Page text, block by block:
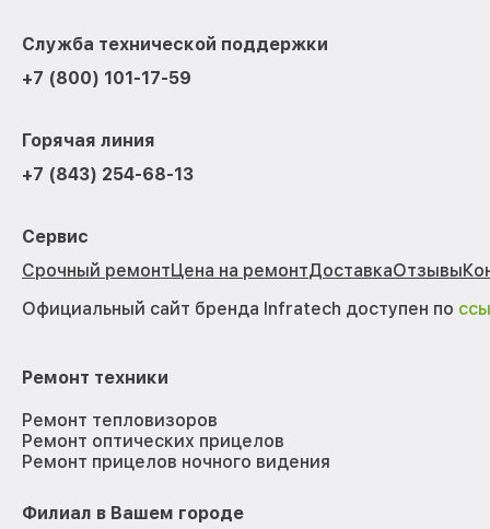
Служба технической поддержки
+7 (800) 101-17-59
Горячая линия
+7 (843) 254-68-13
Сервис
Срочный ремонтЦена на ремонтДоставкаОтзывы
Официальный сайт бренда Infratech доступен по
Ремонт техники
Ремонт тепловизоров
Ремонт оптических прицелов
Ремонт прицелов ночного видения
Филиал в Вашем городе